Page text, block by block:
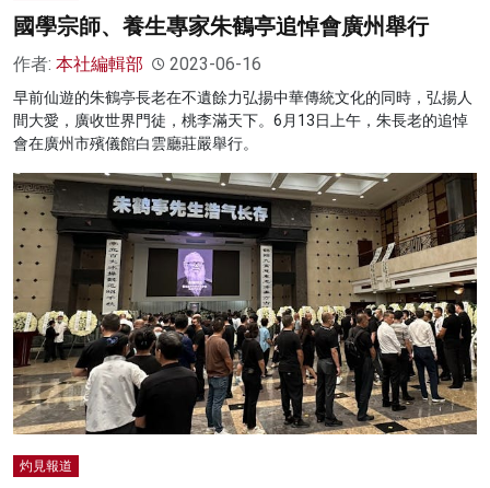
國學宗師、養生專家朱鶴亭追悼會廣州舉行
作者: 本社編輯部 2023-06-16
早前仙遊的朱鶴亭長老在不遺餘力弘揚中華傳統文化的同時，弘揚人
間大愛，廣收世界門徒，桃李滿天下。6月13日上午，朱長老的追悼
會在廣州市殯儀館白雲廳莊嚴舉行。
灼見報道